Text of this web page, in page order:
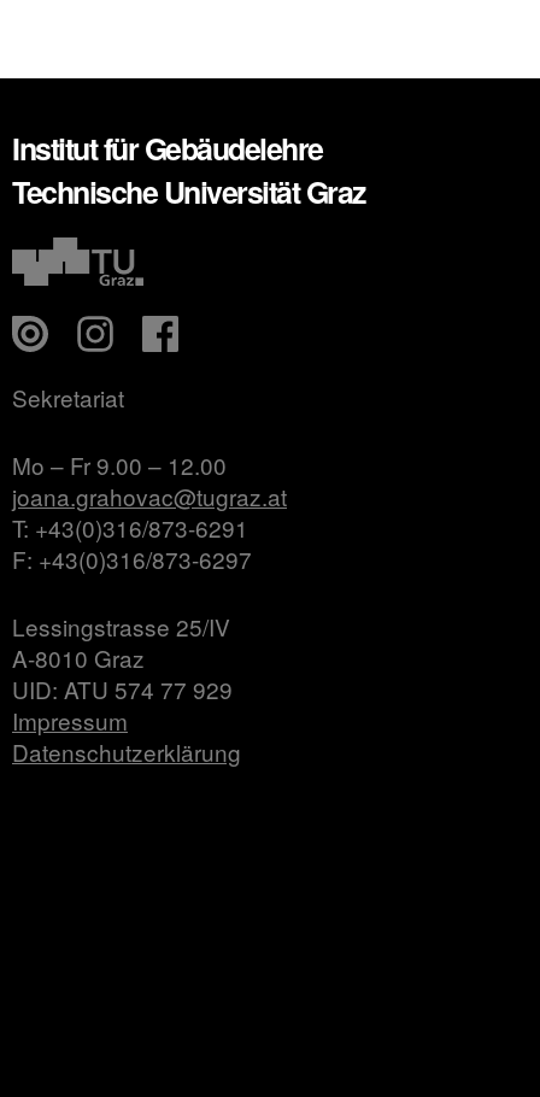
Institut für Gebäudelehre
Technische Universität Graz
Sekretariat
Mo – Fr 9.00 – 12.00
joana.grahovac@tugraz.at
T: +43(0)316/873-6291
F: +43(0)316/873-6297
Lessingstrasse 25/IV
A-8010 Graz
UID: ATU 574 77 929
Impressum
Datenschutzerklärung